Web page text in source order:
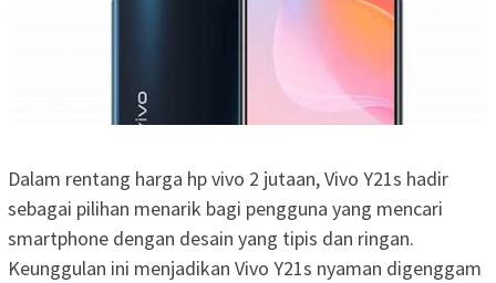
Dalam rentang harga hp vivo 2 jutaan, Vivo Y21s hadir
sebagai pilihan menarik bagi pengguna yang mencari
smartphone dengan desain yang tipis dan ringan.
Keunggulan ini menjadikan Vivo Y21s nyaman digenggam